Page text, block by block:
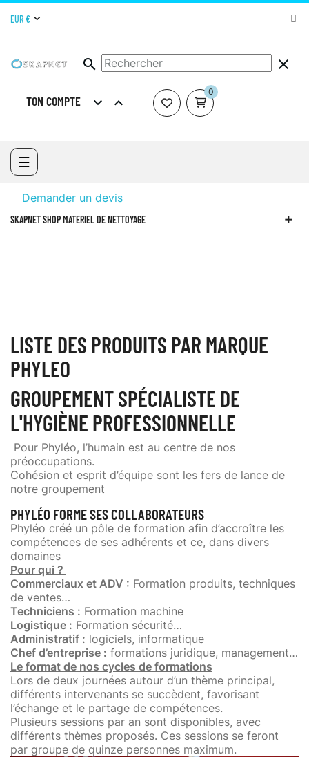
EUR €
search clear
TON COMPTE  
0
Basculer
la
☰
Créer un devis à partir de ce panier
Demander un devis
SKAPNET SHOP MATERIEL DE NETTOYAGE 
LISTE DES PRODUITS PAR MARQUE
PHYLEO
GROUPEMENT SPÉCIALISTE DE
L'HYGIÈNE PROFESSIONNELLE
Pour Phyléo, l’humain est au centre de nos
préoccupations.
Cohésion et esprit d’équipe sont les fers de lance de
notre groupement
PHYLÉO FORME SES COLLABORATEURS
Phyléo créé un pôle de formation afin d’accroître les
compétences de ses adhérents et ce, dans divers
domaines
Pour qui ?
Commerciaux et ADV : Formation produits, techniques
de ventes…
Techniciens : Formation machine
Logistique : Formation sécurité…
Administratif : logiciels, informatique
Chef d’entreprise : formations juridique, management…
Le format de nos cycles de formations
Lors de deux journées autour d’un thème principal,
différents intervenants se succèdent, favorisant
l’échange et le partage de compétences.
Plusieurs sessions par an sont disponibles, avec
différents thèmes proposés. Ces sessions se feront
par groupe de quinze personnes maximum.